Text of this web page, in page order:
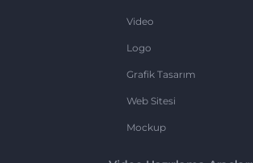
Video
Logo
Grafik Tasarım
Web Sitesi
Mockup